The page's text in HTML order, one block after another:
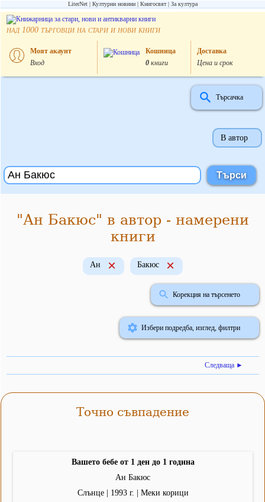
LiterNet Културни новини Книгосвят За култура
над 1000 търговци на стари и нови книги
Моят акаунт
Вход
Кошница
0книги
Доставка
Цена и срок
Търсачка
В автор
"Ан Бакюс" в автор - намерени
книги
Ан Бакюс
Корекция на търсенето
Избери подредба, изглед, филтри
Следваща ►
Точно съвпадение
Вашето бебе от 1 ден до 1 година
Ан Бакюс
Слънце | 1993 г. | Меки корици